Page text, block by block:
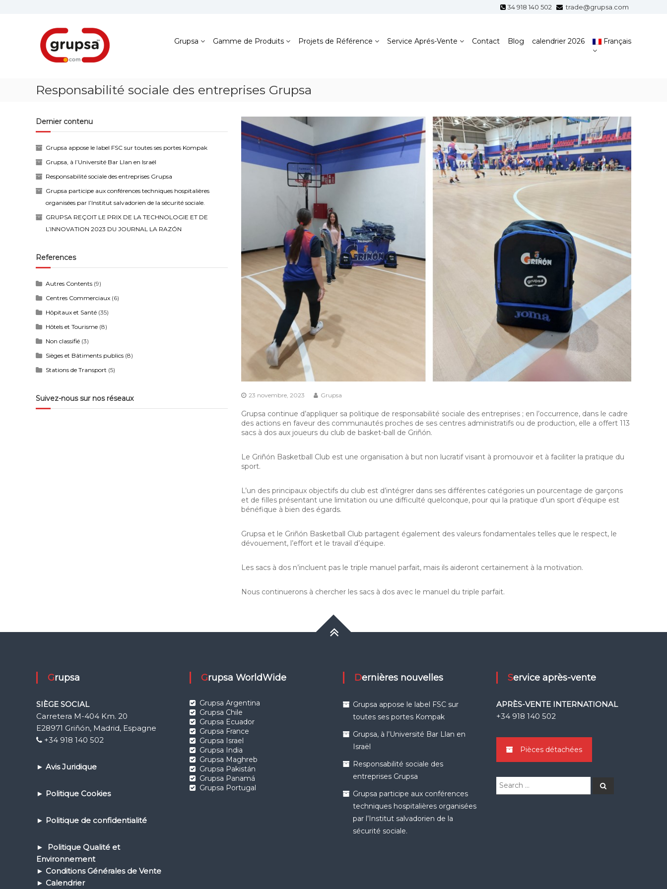
34 918 140 502 trade@grupsa.com
Grupsa
Accesos
que
conectan
personas
Grupsa Gamme de Produits Projets de Référence Service Aprés-Vente Contact Blog calendrier 2026 Français
Responsabilité sociale des entreprises Grupsa
23 novembre, 2023 Grupsa
Grupsa continue d’appliquer sa politique de responsabilité sociale des entreprises ; en l’occurrence, dans le cadre
des actions en faveur des communautés proches de ses centres administratifs ou de production, elle a offert 113
sacs à dos aux joueurs du club de basket-ball de Griñón.
Le Griñón Basketball Club est une organisation à but non lucratif visant à promouvoir et à faciliter la pratique du
sport.
L’un des principaux objectifs du club est d’intégrer dans ses différentes catégories un pourcentage de garçons
et de filles présentant une limitation ou une difficulté quelconque, pour qui la pratique d’un sport d’équipe est
bénéfique à bien des égards.
Grupsa et le Griñón Basketball Club partagent également des valeurs fondamentales telles que le respect, le
dévouement, l’effort et le travail d’équipe.
Les sacs à dos n’incluent pas le triple manuel parfait, mais ils aideront certainement à la motivation.
Nous continuerons à chercher les sacs à dos avec le manuel du triple parfait.
Dernier contenu
Grupsa appose le label FSC sur toutes ses portes Kompak
Grupsa, à l’Université Bar Llan en Israël
Responsabilité sociale des entreprises Grupsa
Grupsa participe aux conférences techniques hospitalières
organisées par l’Institut salvadorien de la sécurité sociale.
GRUPSA REÇOIT LE PRIX DE LA TECHNOLOGIE ET DE
L’INNOVATION 2023 DU JOURNAL LA RAZÓN
References
Autres Contents (9)
Centres Commerciaux (6)
Hôpitaux et Santé (35)
Hôtels et Tourisme (8)
Non classifié (3)
Sièges et Bâtiments publics (8)
Stations de Transport (5)
Suivez-nous sur nos réseaux
Grupsa
SIÈGE SOCIAL
Carretera M-404 Km. 20
E28971 Griñón, Madrid, Espagne
+34 918 140 502
►Avis Juridique
► Politique Cookies
► Politique de confidentialité
► Politique Qualité et
Environnement
► Conditions Générales de Vente
► Calendrier
Grupsa WorldWide
Grupsa Argentina
Grupsa Chile
Grupsa Ecuador
Grupsa France
Grupsa Israel
Grupsa India
Grupsa Maghreb
Grupsa Pakistán
Grupsa Panamá
Grupsa Portugal
Dernières nouvelles
Grupsa appose le label FSC sur
toutes ses portes Kompak
Grupsa, à l’Université Bar Llan en
Israël
Responsabilité sociale des
entreprises Grupsa
Grupsa participe aux conférences
techniques hospitalières organisées
par l’Institut salvadorien de la
sécurité sociale.
Service après-vente
APRÈS-VENTE INTERNATIONAL
+34 918 140 502
Pièces détachées
Search
for:
Search